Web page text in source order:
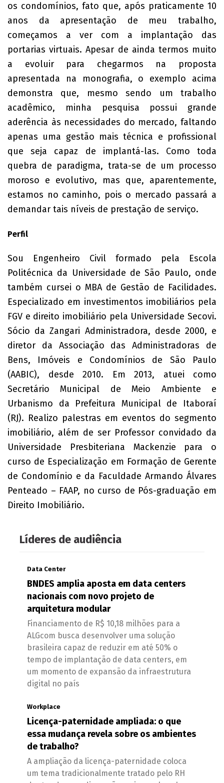
os condomínios, fato que, após praticamente 10
anos da apresentação de meu trabalho,
começamos a ver com a implantação das
portarias virtuais. Apesar de ainda termos muito
a evoluir para chegarmos na proposta
apresentada na monografia, o exemplo acima
demonstra que, mesmo sendo um trabalho
acadêmico, minha pesquisa possui grande
aderência às necessidades do mercado, faltando
apenas uma gestão mais técnica e profissional
que seja capaz de implantá-las. Como toda
quebra de paradigma, trata-se de um processo
moroso e evolutivo, mas que, aparentemente,
estamos no caminho, pois o mercado passará a
demandar tais níveis de prestação de serviço.
Perfil
Sou Engenheiro Civil formado pela Escola
Politécnica da Universidade de São Paulo, onde
também cursei o MBA de Gestão de Facilidades.
Especializado em investimentos imobiliários pela
FGV e direito imobiliário pela Universidade Secovi.
Sócio da Zangari Administradora, desde 2000, e
diretor da Associação das Administradoras de
Bens, Imóveis e Condomínios de São Paulo
(AABIC), desde 2010. Em 2013, atuei como
Secretário Municipal de Meio Ambiente e
Urbanismo da Prefeitura Municipal de Itaboraí
(RJ). Realizo palestras em eventos do segmento
imobiliário, além de ser Professor convidado da
Universidade Presbiteriana Mackenzie para o
curso de Especialização em Formação de Gerente
de Condomínio e da Faculdade Armando Álvares
Penteado – FAAP, no curso de Pós-graduação em
Direito Imobiliário.
Líderes de audiência
Data Center
BNDES amplia aposta em data centers
nacionais com novo projeto de
arquitetura modular
Financiamento de R$ 10,18 milhões para a
ALGcom busca desenvolver uma solução
brasileira capaz de reduzir em até 50% o
tempo de implantação de data centers, em
um momento de expansão da infraestrutura
digital no país
Workplace
Licença-paternidade ampliada: o que
essa mudança revela sobre os ambientes
de trabalho?
A ampliação da licença-paternidade coloca
um tema tradicionalmente tratado pelo RH